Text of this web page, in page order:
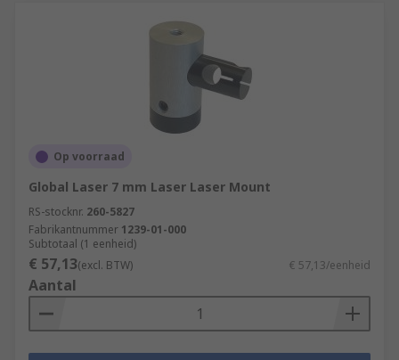
Op voorraad
Global Laser 7 mm Laser Laser Mount
RS-stocknr. 260-5827
Fabrikantnummer 1239-01-000
Subtotaal (1 eenheid)
€ 57,13(excl. BTW) € 57,13/eenheid
Aantal